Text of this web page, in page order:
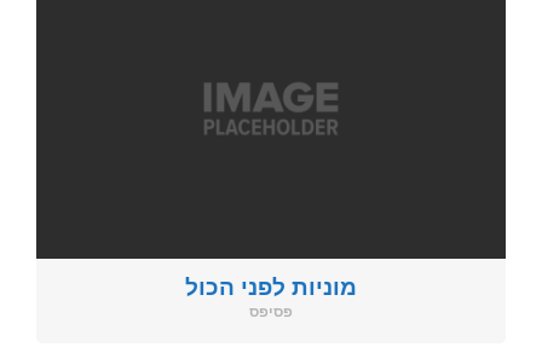
מוניות לפני הכול
פסיפס